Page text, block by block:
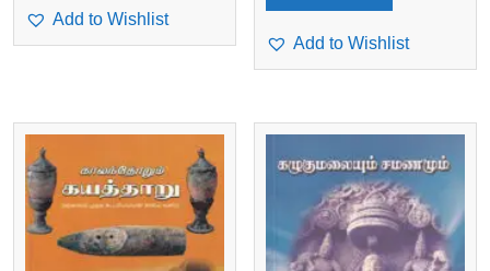
Add to Wishlist
Add to Wishlist